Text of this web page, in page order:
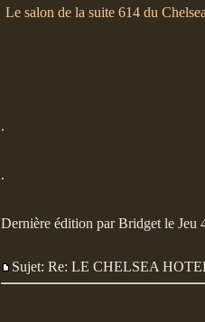
Le salon de la suite 614 du
.
.
Dernière édition par Bridget le Jeu
Sujet: Re: LE CHELSEA